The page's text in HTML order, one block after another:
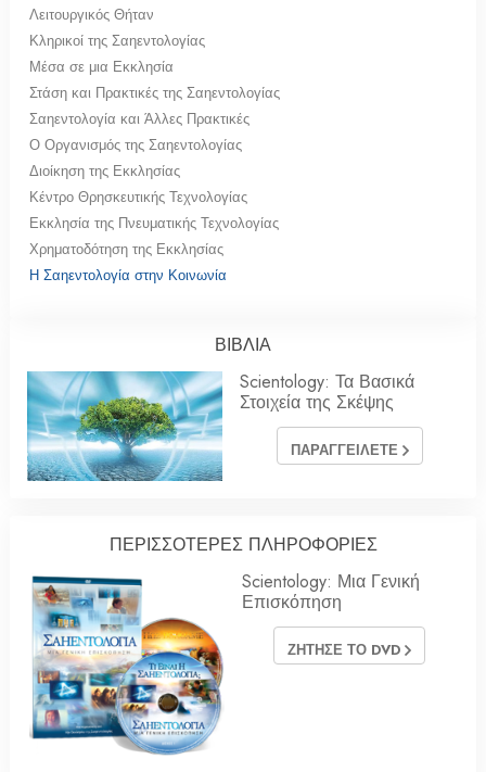
Λειτουργικός Θήταν
Κληρικοί της Σαηεντολογίας
Μέσα σε μια Εκκλησία
Στάση και Πρακτικές της Σαηεντολογίας
Σαηεντολογία και Άλλες Πρακτικές
Ο Οργανισμός της Σαηεντολογίας
Διοίκηση της Εκκλησίας
Κέντρο Θρησκευτικής Τεχνολογίας
Εκκλησία της Πνευματικής Τεχνολογίας
Χρηματοδότηση της Εκκλησίας
Η Σαηεντολογία στην Κοινωνία
ΒΙΒΛΙΑ
Scientology: Τα Βασικά
Στοιχεία της Σκέψης
ΠΑΡΑΓΓΕΙΛΕΤΕ
ΠΕΡΙΣΣΟΤΕΡΕΣ ΠΛΗΡΟΦΟΡΙΕΣ
Scientology: Μια Γενική
Επισκόπηση
ΖΗΤΗΣΕ ΤΟ DVD